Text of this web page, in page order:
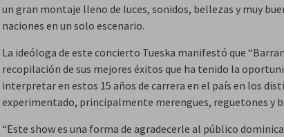
un gran montaje lleno de luces, sonidos, bellezas y muy
naciones en un solo escenario.
La ideóloga de este concierto Tueska manifestó que
recopilación de sus mejores éxitos que ha tenido la
interpretar en estos 15 años de carrera en el país en los
experimentado, principalmente merengues, reguetones y
“Este show es una forma de agradecerle al público